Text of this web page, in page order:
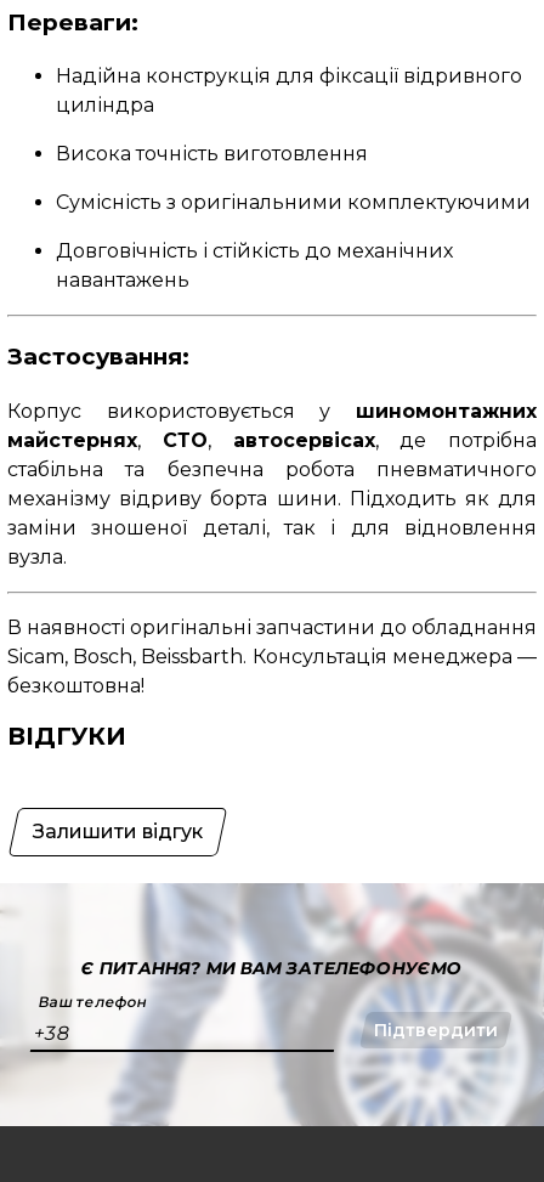
Переваги:
Надійна конструкція для фіксації відривного
циліндра
Висока точність виготовлення
Сумісність з оригінальними комплектуючими
Довговічність і стійкість до механічних
навантажень
Застосування:
Корпус використовується у шиномонтажних
майстернях, СТО, автосервісах, де потрібна
стабільна та безпечна робота пневматичного
механізму відриву борта шини. Підходить як для
заміни зношеної деталі, так і для відновлення
вузла.
В наявності оригінальні запчастини до обладнання
Sicam, Bosch, Beissbarth. Консультація менеджера —
безкоштовна!
ВІДГУКИ
Залишити відгук
Є ПИТАННЯ?МИ ВАМ ЗАТЕЛЕФОНУЄМО
Ваш телефон
+38 Підтвердити